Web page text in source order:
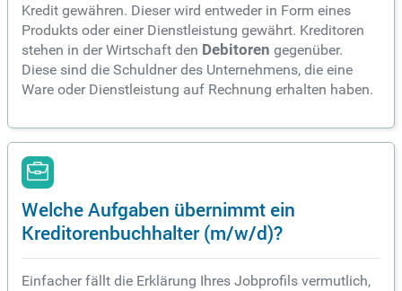
Kredit gewähren. Dieser wird entweder in Form eines
Produkts oder einer Dienstleistung gewährt. Kreditoren
stehen in der Wirtschaft den Debitoren gegenüber.
Diese sind die Schuldner des Unternehmens, die eine
Ware oder Dienstleistung auf Rechnung erhalten haben.
Welche Aufgaben übernimmt ein
Kreditorenbuchhalter (m/w/d)?
Einfacher fällt die Erklärung Ihres Jobprofils vermutlich,